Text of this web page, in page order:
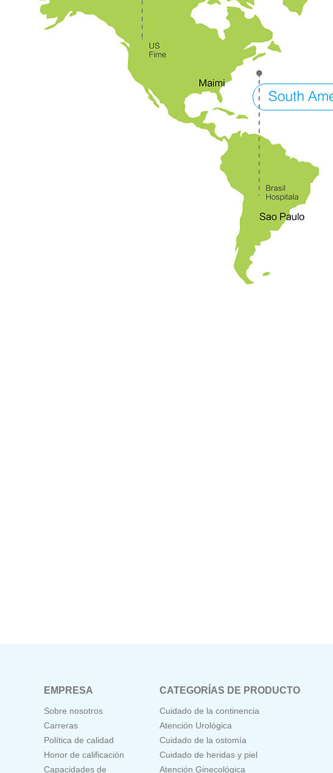
EMPRESA
Sobre nosotros
Carreras
Política de calidad
Honor de calificación
Capacidades de
CATEGORÍAS DE PRODUCTO
Cuidado de la continencia
Atención Urológica
Cuidado de la ostomía
Cuidado de heridas y piel
Atención Ginecológica